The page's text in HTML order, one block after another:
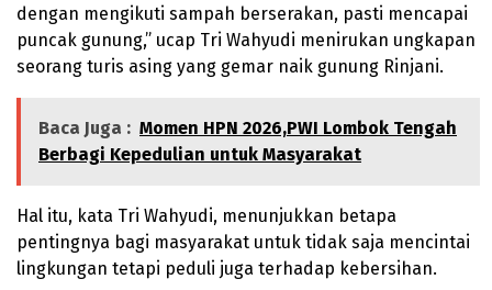
dengan mengikuti sampah berserakan, pasti mencapai
puncak gunung,” ucap Tri Wahyudi menirukan ungkapan
seorang turis asing yang gemar naik gunung Rinjani.
Baca Juga : Momen HPN 2026,PWI Lombok Tengah
Berbagi Kepedulian untuk Masyarakat
Hal itu, kata Tri Wahyudi, menunjukkan betapa
pentingnya bagi masyarakat untuk tidak saja mencintai
lingkungan tetapi peduli juga terhadap kebersihan.